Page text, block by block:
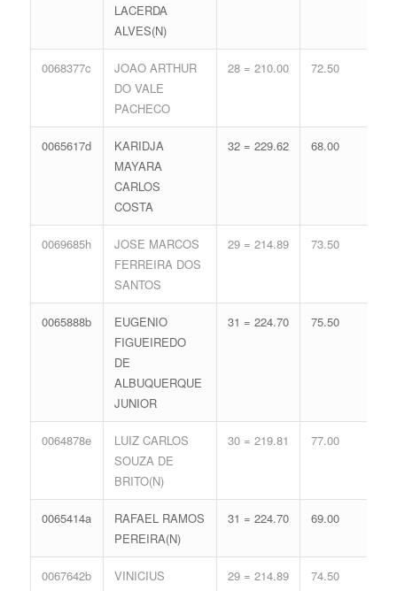
LACERDA
ALVES(N)
0068377c
JOAO ARTHUR
DO VALE
PACHECO
28 = 210.00 72.50
0065617d
KARIDJA
MAYARA
CARLOS
COSTA
32 = 229.62 68.00
0069685h
JOSE MARCOS
FERREIRA DOS
SANTOS
29 = 214.89 73.50
0065888b
EUGENIO
FIGUEIREDO
DE
ALBUQUERQUE
JUNIOR
31 = 224.70 75.50
0064878e
LUIZ CARLOS
SOUZA DE
BRITO(N)
30 = 219.81 77.00
0065414a
RAFAEL RAMOS
PEREIRA(N)
31 = 224.70 69.00
0067642b
VINICIUS
29 = 214.89 74.50